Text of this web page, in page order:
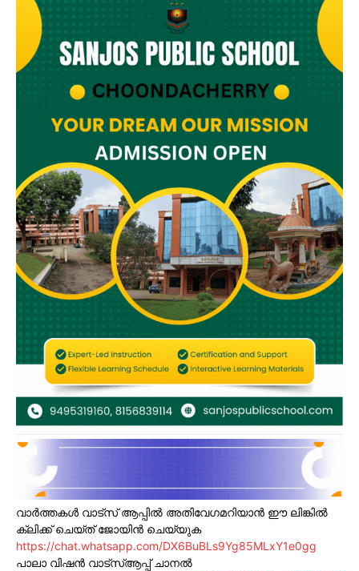
വാർത്തകൾ വാട്സ് ആപ്പിൽ അതിവേഗമറിയാൻ ഈ ലിങ്കിൽ
ക്ലിക്ക് ചെയ്ത് ജോയിൻ ചെയ്യുക
https://chat.whatsapp.com/DX6BuBLs9Yg85MLxY1e0gg
പാലാ വിഷൻ വാട്സ്ആപ്പ് ചാനൽ